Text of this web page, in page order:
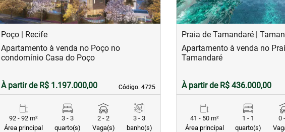
Poço | Recife
Código. 4725
Código. 4725
Apartamento à venda no Poço no
condomínio Casa do Poço
À partir de R$ 1.197.000,00
92 - 92 m²
Área principal
3 - 3
quarto(s)
2 - 2
Vaga(s)
3 - 3
banho(s)
Praia de Tamandaré |
Apartamento à venda no
Tamandaré
À partir de R$ 436.000,00
41 - 50 m²
Área principal
1 - 1
quarto(s)
0